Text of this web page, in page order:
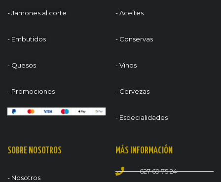
- Jamones al corte
- Embutidos
- Quesos
- Promociones
- Aceites
- Conservas
- Vinos
- Cervezas
- Especialidades
SOBRE NOSOTROS
- Nosotros
MÁS INFORMACIÓN
627 69 75 24